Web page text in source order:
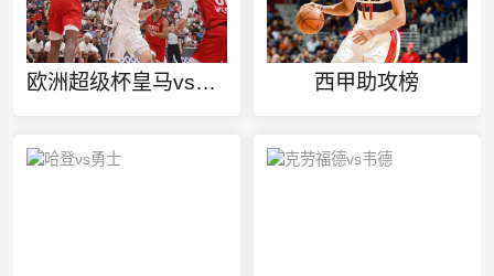
欧洲超级杯皇马vs亚特兰大 西甲助攻榜